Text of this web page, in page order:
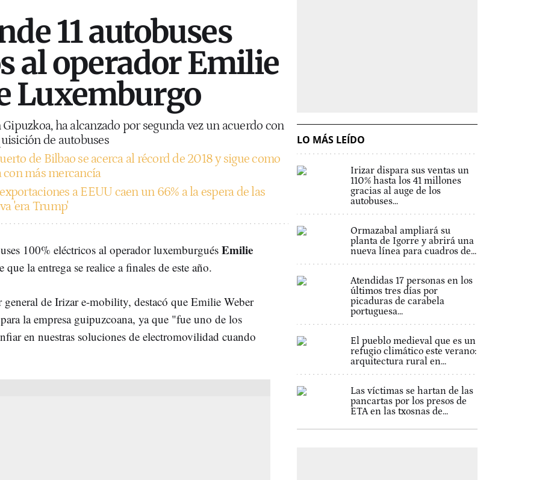
11 autobuses
al operador Emilie
Luxemburgo
ha alcanzado por segunda vez un acuerdo con
de autobuses
de Bilbao se acerca al récord de 2018 y sigue como
más mercancía
a EEUU caen un 66% a la espera de las
'era Trump'
100% eléctricos al operador luxemburgués Emilie
la entrega se realice a finales de este año.
general de Irizar e-mobility, destacó que Emilie Weber
la empresa guipuzcoana, ya que "fue uno de los
en nuestras soluciones de electromovilidad cuando
LO MÁS LEÍDO
Irizar dispara sus ventas un
110% hasta los 41 millones
gracias al auge de los
autobuses...
Ormazabal ampliará su
planta de Igorre y abrirá una
nueva línea para cuadros de...
Atendidas 17 personas en los
últimos tres días por
picaduras de carabela
portuguesa...
El pueblo medieval que es un
refugio climático este verano:
arquitectura rural en...
Las víctimas se hartan de las
pancartas por los presos de
ETA en las txosnas de...